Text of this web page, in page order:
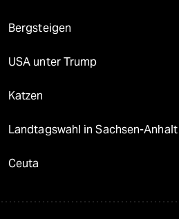
Bergsteigen
USA unter Trump
Katzen
Landtagswahl in Sachsen-Anhalt
Ceuta